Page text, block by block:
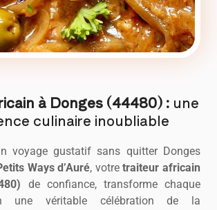
à Donges (44480) : une
culinaire inoubliable
voyage gustatif sans quitter Donges
Ways d’Auré, votretraiteur africain
de confiance, transforme chaque
une véritable célébration de la